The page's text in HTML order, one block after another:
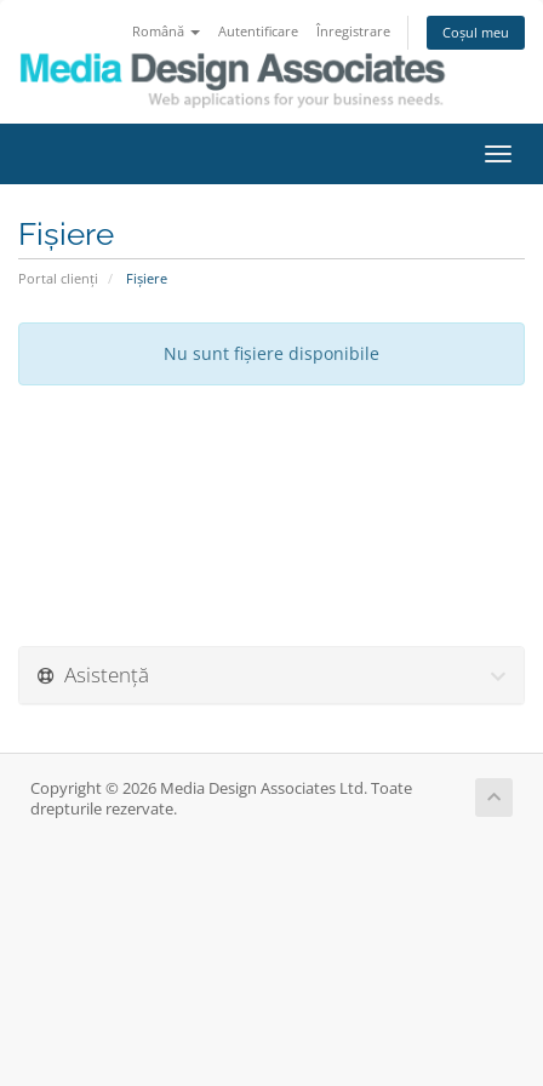
Română Autentificare Înregistrare Coșul meu
Fișiere
Portal clienți Fișiere
Nu sunt fișiere disponibile
Asistență
Copyright © 2026 Media Design Associates Ltd. Toate
drepturile rezervate.